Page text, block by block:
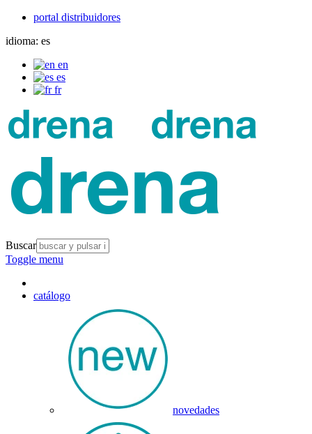
portal distribuidores
idioma: es
en
es
fr
Buscar
Toggle menu
catálogo
novedades